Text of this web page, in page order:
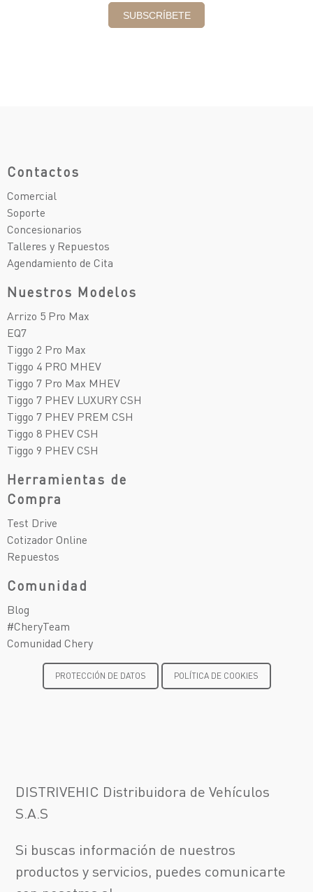
¡Escríbenos!
Contactos
Comercial
Soporte
Concesionarios
Talleres y Repuestos
Agendamiento de Cita
Nuestros Modelos
Arrizo 5 Pro Max
EQ7
Tiggo 2 Pro Max
Tiggo 4 PRO MHEV
Tiggo 7 Pro Max MHEV
Tiggo 7 PHEV LUXURY CSH
Tiggo 7 PHEV PREM CSH
Tiggo 8 PHEV CSH
Tiggo 9 PHEV CSH
Herramientas de
Compra
Test Drive
Cotizador Online
Repuestos
Comunidad
Blog
#CheryTeam
Comunidad Chery
PROTECCIÓN DE DATOS POLÍTICA DE COOKIES
DISTRIVEHIC Distribuidora de Vehículos
S.A.S
Si buscas información de nuestros
productos y servicios, puedes comunicarte